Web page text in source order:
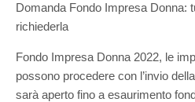
Domanda Fondo Impresa Donna:
richiederla
Fondo Impresa Donna 2022, le
possono procedere con l’invio
sarà aperto fino a esaurimento